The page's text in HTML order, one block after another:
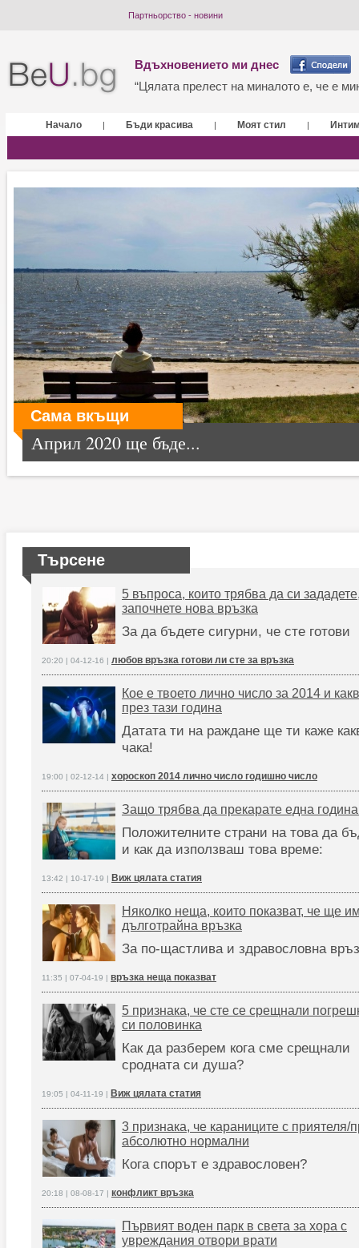
Партньорство - новини
Вдъхновението ми днес
“Цялата прелест на миналото е, че е
Начало | Бъди красива | Моят стил |
Сама вкъщи
Април 2020 ще бъде...
Търсене
5 въпроса, които трябва да си
започнете нова връзка
За да бъдете сигурни, че сте готови
20:20 | 04-12-16 | любов връзка готови ли сте за връзка
Кое е твоето лично число за 2014 и
през тази година
Датата ти на раждане ще ти каже
чака!
19:00 | 02-12-14 | хороскоп 2014 лично число годишно число
Защо трябва да прекарате една
Положителните страни на това да
и как да използваш това време:
13:42 | 10-17-19 | Виж цялата статия
Няколко неща, които показват, че ще
дълготрайна връзка
За по-щастлива и здравословна
11:35 | 07-04-19 | връзка неща показват
5 признака, че сте се срещнали
си половинка
Как да разберем кога сме срещнали
сродната си душа?
19:05 | 04-11-19 | Виж цялата статия
3 признака, че караниците с приятеля/
абсолютно нормални
Кога спорът е здравословен?
20:18 | 08-08-17 | конфликт връзка
Първият воден парк в света за хора с
увреждания отвори врати